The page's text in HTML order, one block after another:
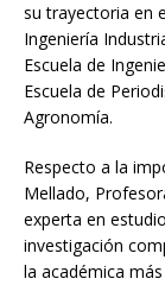
su trayectoria en
Ingeniería
Escuela de
Escuela de
Agronomía.
Respecto a la
Mellado,
experta en
investigación
la académica